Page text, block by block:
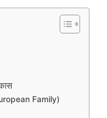
Family)